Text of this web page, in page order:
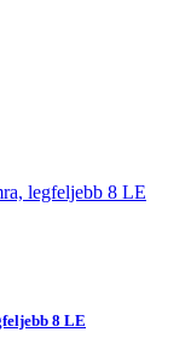
8 LE